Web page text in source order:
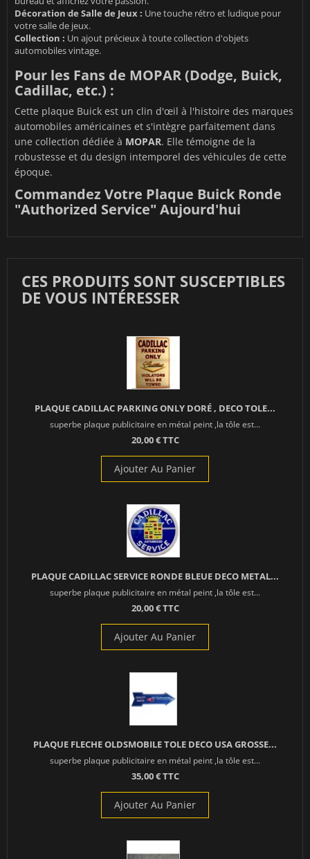
Décoration de Salle de Jeux : Une touche rétro et ludique pour
votre salle de jeux.
Collection : Un ajout précieux à toute collection d'objets
automobiles vintage.
Pour les Fans de MOPAR (Dodge, Buick,
Cadillac, etc.) :
Cette plaque Buick est un clin d'œil à l'histoire des marques
automobiles américaines et s'intègre parfaitement dans
une collection dédiée à MOPAR. Elle témoigne de la
robustesse et du design intemporel des véhicules de cette
époque.
Commandez Votre Plaque Buick Ronde
"Authorized Service" Aujourd'hui
CES PRODUITS SONT SUSCEPTIBLES
DE VOUS INTÉRESSER
PLAQUE CADILLAC PARKING ONLY DORÉ , DECO TOLE...
superbe plaque publicitaire en métal peint ,la tôle est...
20,00 € TTC
Ajouter Au Panier
PLAQUE CADILLAC SERVICE RONDE BLEUE DECO METAL...
superbe plaque publicitaire en métal peint ,la tôle est...
20,00 € TTC
Ajouter Au Panier
PLAQUE FLECHE OLDSMOBILE TOLE DECO USA GROSSE...
superbe plaque publicitaire en métal peint ,la tôle est...
35,00 € TTC
Ajouter Au Panier